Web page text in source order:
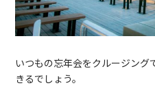
いつもの忘年会をクルージング
きるでしょう。